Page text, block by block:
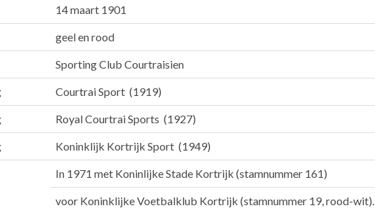
14 maart 1901
geel en rood
Sporting Club Courtraisien
Courtrai Sport (1919)
Royal Courtrai Sports (1927)
Koninklijk Kortrijk Sport (1949)
In 1971 met Koninlijke Stade Kortrijk (stamnummer 161)
voor Koninklijke Voetbalklub Kortrijk (stamnummer 19, rood-wit).